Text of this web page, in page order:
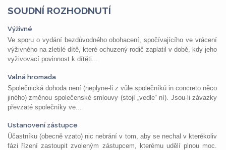
SOUDNÍ ROZHODNUTÍ
Výživné
Ve sporu o vydání bezdůvodného obohacení, spočívajícího ve vrácení
výživného na zletilé dítě, které ochuzený rodič zaplatil v době, kdy jeho
vyživovací povinnost k dítěti...
Valná hromada
Společnická dohoda není (neplyne-li z vůle společníků in concreto něco
jiného) změnou společenské smlouvy (stojí „vedle“ ní). Jsou-li závazky
převzaté společníky ve...
Ustanovení zástupce
Účastníku (obecně vzato) nic nebrání v tom, aby se nechal v kterékoliv
fázi řízení zastoupit zvoleným zástupcem, kterému udělí plnou moc.